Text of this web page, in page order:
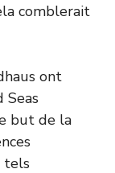
comblerait
ont
but de la
tels